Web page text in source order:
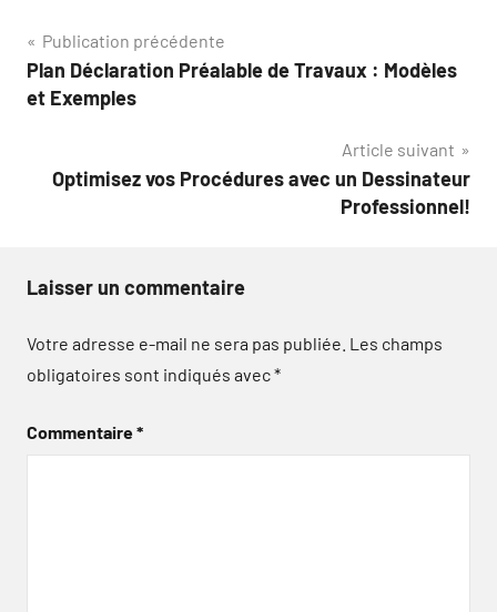
Navigation
de
Publication précédente
Plan Déclaration Préalable de Travaux : Modèles
et Exemples
Article suivant
Optimisez vos Procédures avec un Dessinateur
Professionnel!
Laisser un commentaire
Votre adresse e-mail ne sera pas publiée. Les champs
obligatoires sont indiqués avec*
Commentaire*